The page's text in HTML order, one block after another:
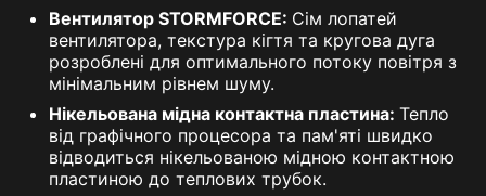
Вентилятор STORMFORCE: Сім лопатей
вентилятора, текстура кігтя та кругова дуга
розроблені для оптимального потоку повітря з
мінімальним рівнем шуму.
Нікельована мідна контактна пластина: Тепло
від графічного процесора та пам'яті швидко
відводиться нікельованою мідною контактною
пластиною до теплових трубок.